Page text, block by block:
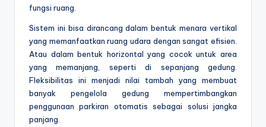
fungsi ruang.
Sistem ini bisa dirancang dalam bentuk menara vertikal
yang memanfaatkan ruang udara dengan sangat efisien.
Atau dalam bentuk horizontal yang cocok untuk area
yang memanjang, seperti di sepanjang gedung.
Fleksibilitas ini menjadi nilai tambah yang membuat
banyak pengelola gedung mempertimbangkan
penggunaan parkiran otomatis sebagai solusi jangka
panjang.